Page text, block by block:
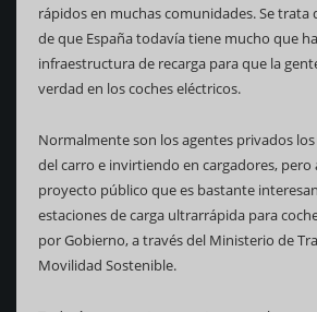
rápidos en muchas comunidades. Se trata
de que España todavía tiene mucho que
infraestructura de recarga para que la
verdad en los coches eléctricos.
Normalmente son los agentes privados
del carro e invirtiendo en cargadores, pero
proyecto público que es bastante
estaciones de carga ultrarrápida para
por Gobierno, a través del Ministerio de
Movilidad Sostenible.